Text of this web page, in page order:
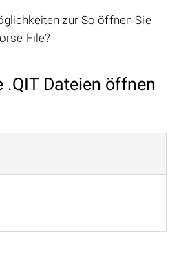
zur So öffnen Sie
File?
.QIT Dateien öffnen